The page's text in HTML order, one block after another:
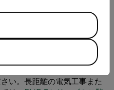
さい。1つのスペック値のみ
能がよくわかることを覚え
湿度などの微妙な問題を検
分解能のカメラが熱感度も
か。
い。長距離の電気工事また